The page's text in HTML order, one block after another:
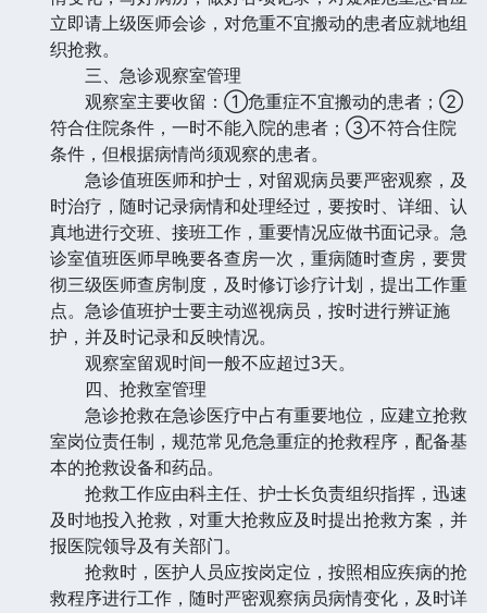
立即请上级医师会诊，对危重不宜搬动的患者应就地组
织抢救。
三、急诊观察室管理
观察室主要收留：①危重症不宜搬动的患者；②
符合住院条件，一时不能入院的患者；③不符合住院
条件，但根据病情尚须观察的患者。
急诊值班医师和护士，对留观病员要严密观察，及
时治疗，随时记录病情和处理经过，要按时、详细、认
真地进行交班、接班工作，重要情况应做书面记录。急
诊室值班医师早晚要各查房一次，重病随时查房，要贯
彻三级医师查房制度，及时修订诊疗计划，提出工作重
点。急诊值班护士要主动巡视病员，按时进行辨证施
护，并及时记录和反映情况。
观察室留观时间一般不应超过3天。
四、抢救室管理
急诊抢救在急诊医疗中占有重要地位，应建立抢救
室岗位责任制，规范常见危急重症的抢救程序，配备基
本的抢救设备和药品。
抢救工作应由科主任、护士长负责组织指挥，迅速
及时地投入抢救，对重大抢救应及时提出抢救方案，并
报医院领导及有关部门。
抢救时，医护人员应按岗定位，按照相应疾病的抢
救程序进行工作，随时严密观察病员病情变化，及时详